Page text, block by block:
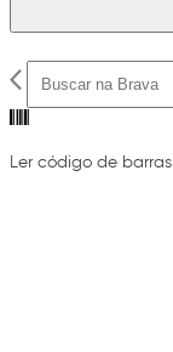
Ler código de barras